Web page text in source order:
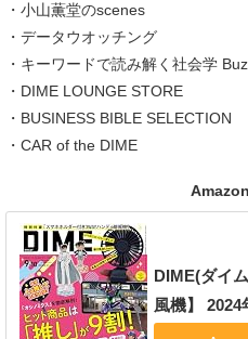
・小山薫堂のscenes
・データウオッチング
・キーワードで読み解く社会学
・DIME LOUNGE STORE
・BUSINESS BIBLE SELECTION
・CAR of the DIME
DIME(ダイ
風機】 2024